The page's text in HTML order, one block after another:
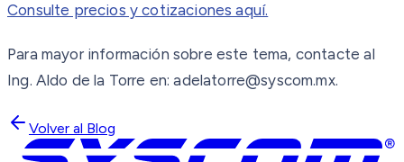
Consulte precios y cotizaciones aquí.
Para mayor información sobre este tema, contacte al
Ing. Aldo de la Torre en: adelatorre@syscom.mx.
Volver al Blog